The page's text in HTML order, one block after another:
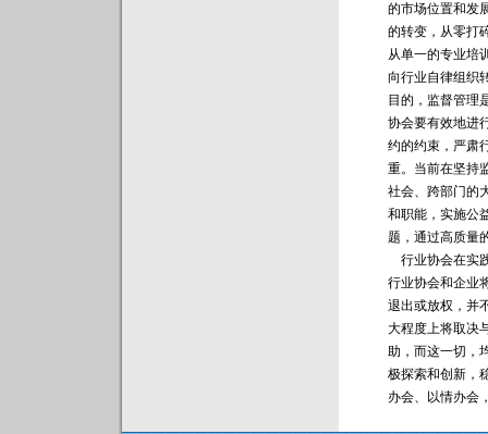
的市场位置和发
的转变，从零打
从单一的专业培
向行业自律组织
目的，监督管理
协会要有效地进
约的约束，严肃
重。当前在坚持
社会、跨部门的
和职能，实施公
题，通过高质量
行业协会在实
行业协会和企业
退出或放权，并
大程度上将取决
助，而这一切，
极探索和创新，
办会、以情办会